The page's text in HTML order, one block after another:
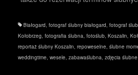
Białogard, fotograf ślubny białogard, fotograf
Kołobrzeg, fotografia ślubna, fotoślub, Koszalin,
reportaż ślubny Koszalin, repoweselne, ślubne
weddingtime, wesele, zabawaślubna, zdjęcia